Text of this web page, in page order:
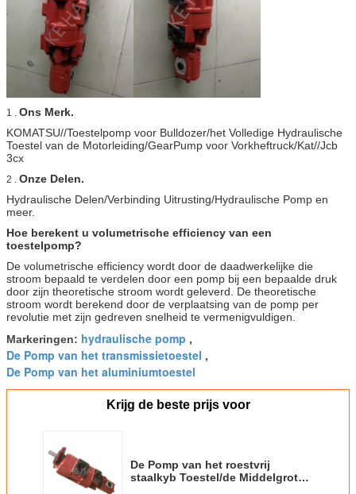
1 . Ons Merk.
KOMATSU//Toestelpomp voor Bulldozer/het Volledige Hydraulische
Toestel van de Motorleiding/GearPump voor Vorkheftruck/Kat//Jcb
3cx
2 . Onze Delen.
Hydraulische Delen/Verbinding Uitrusting/Hydraulische Pomp en
meer.
Hoe berekent u volumetrische efficiency van een
toestelpomp?
De volumetrische efficiency wordt door de daadwerkelijke die
stroom bepaald te verdelen door een pomp bij een bepaalde druk
door zijn theoretische stroom wordt geleverd. De theoretische
stroom wordt berekend door de verplaatsing van de pomp per
revolutie met zijn gedreven snelheid te vermenigvuldigen.
Markeringen: hydraulische pomp ,
De Pomp van het transmissietoestel ,
De Pomp van het aluminiumtoestel
Krijg de beste prijs voor
De Pomp van het roestvrij
staalkyb Toestel/de Middelgrote